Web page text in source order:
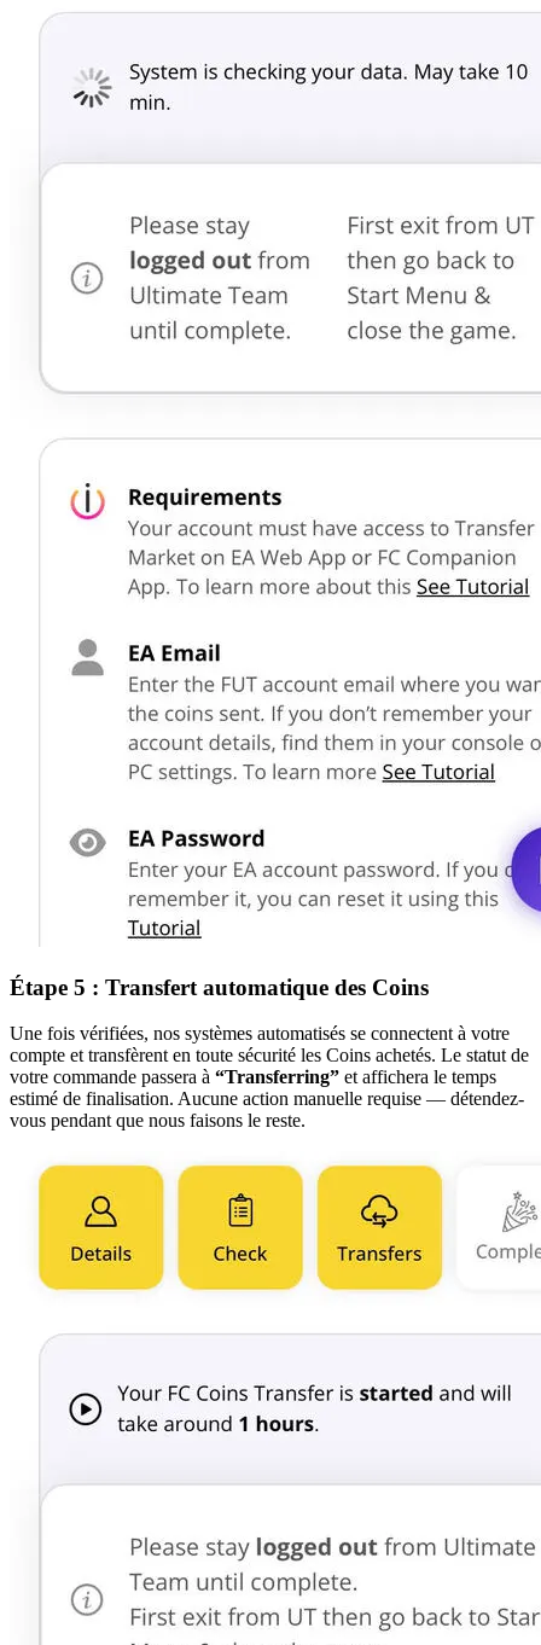
Étape 5 : Transfert automatique des Coins
Une fois vérifiées, nos systèmes automatisés se connectent à votre
compte et transfèrent en toute sécurité les Coins achetés. Le statut de
votre commande passera à “Transferring” et affichera le temps
estimé de finalisation. Aucune action manuelle requise — détendez-
vous pendant que nous faisons le reste.